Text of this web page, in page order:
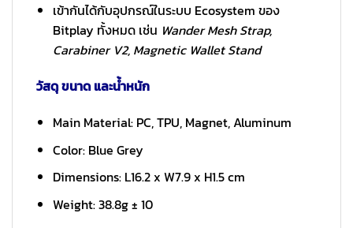
เข้ากันได้กับอุปกรณ์ในระบบ Ecosystem ของ
Bitplay ทั้งหมด เช่น Wander Mesh Strap,
Carabiner V2, Magnetic Wallet Stand
วัสดุ ขนาด และน้ำหนัก
Main Material: PC, TPU, Magnet, Aluminum
Color: Blue Grey
Dimensions: L16.2 x W7.9 x H1.5 cm
Weight: 38.8g ± 10